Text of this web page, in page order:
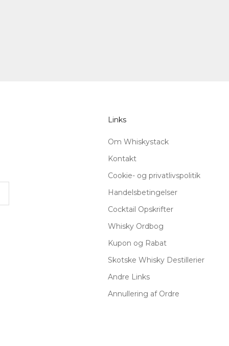
Links
Om Whiskystack
Kontakt
Cookie- og privatlivspolitik
Handelsbetingelser
Cocktail Opskrifter
Whisky Ordbog
Kupon og Rabat
Skotske Whisky Destillerier
Andre Links
Annullering af Ordre